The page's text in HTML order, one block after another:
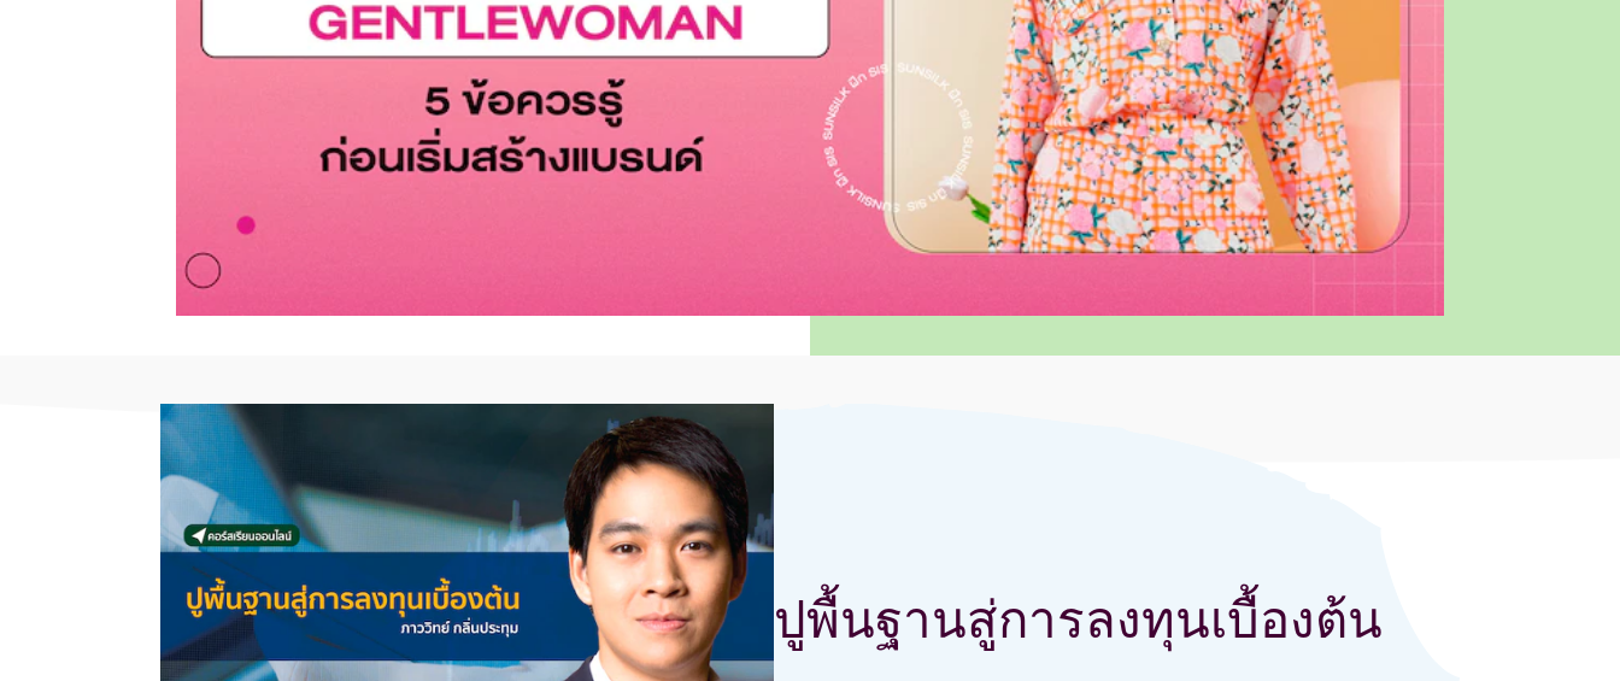
ปูพื้นฐานสู่การลงทุนเบื้องต้น